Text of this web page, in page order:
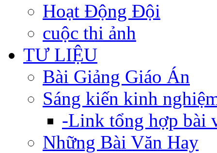
Hoạt Động Đội
cuộc thi ảnh
TƯ LIỆU
Bài Giảng Giáo Án
Sáng kiến kinh
-Link tổng hợp bài
Những Bài Văn Hay